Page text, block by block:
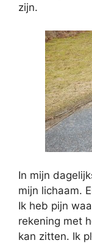
zijn.
In mijn
mijn lichaam.
Ik heb pijn
rekening met
kan zitten. Ik